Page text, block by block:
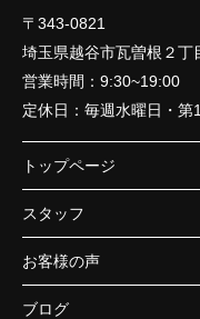
〒343-0821
埼玉県越谷市瓦曽根２丁
営業時間： 9:30~19:00
定休日： 毎週水曜日・第
トップページ
スタッフ
お客様の声
ブログ